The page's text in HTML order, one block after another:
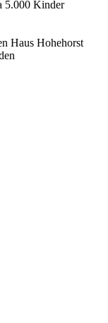
5.000 Kinder
Haus Hohehorst